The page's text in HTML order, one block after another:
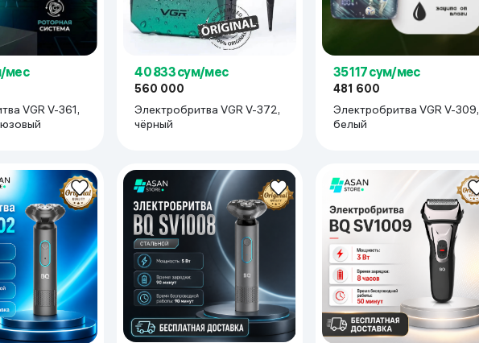
корпус • Эргономичный дизайн Pro-Curve • Лезвия из нержавеющей стали
мес
VGR V-361,
40 833 сум/мес
560 000
Электробритва VGR V-372,
чёрный
35 117 сум/мес
481 600
Электробритва VGR V-309,
белый